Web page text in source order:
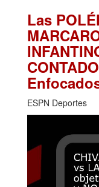
Las
ESPN Deportes